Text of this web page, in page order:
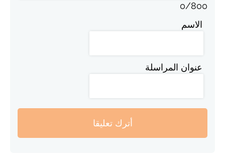
0/800
الاسم
عنوان المراسلة
أترك تعليقا